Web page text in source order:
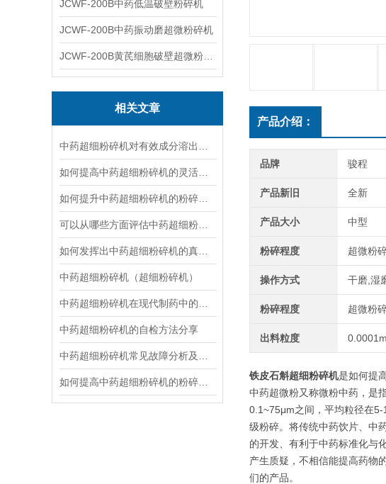
JCWF-200B中药低温破壁粉碎机
JCWF-200B中药振动磨超微粉碎机
相关文章
中药超细粉碎机（超细粉碎机）
中药超细粉碎机的自检方法分享
产品介绍：
品牌 骏程
产品新旧 全新
产品大小 中型
粉碎程度 超微粉
操作方式 干磨,湿
粉碎程度 超微粉
出料粒度
铁皮石斛超细粉碎机是如何提
中药超微粉又称微粉中药，是
0.1~75μm之间，平均粒径在
级粉碎。将传统中药饮片、中
的开发、有利于中药标准化与
产生质疑，不相信能提高药物
们的产品。